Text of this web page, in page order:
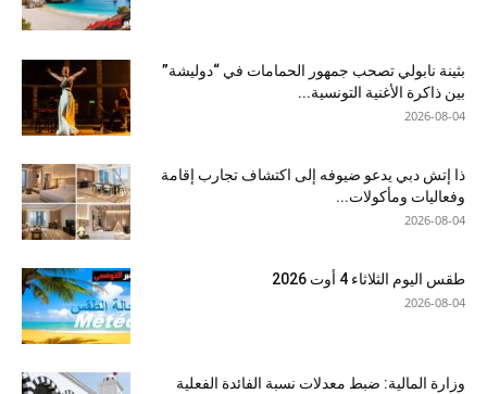
بثينة نابولي تصحب جمهور الحمامات في “دوليشة”
بين ذاكرة الأغنية التونسية...
2026-08-04
ذا إتش دبي يدعو ضيوفه إلى اكتشاف تجارب إقامة
وفعاليات ومأكولات...
2026-08-04
طقس اليوم الثلاثاء 4 أوت 2026
2026-08-04
وزارة المالية: ضبط معدلات نسبة الفائدة الفعلية